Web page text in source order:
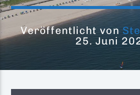
Aktueller Titel
Aquamando
Sponsor
Veröffentlicht von
25. Juni